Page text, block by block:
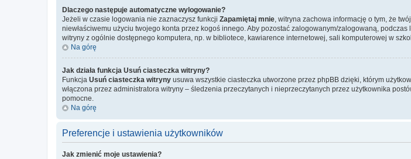
Dlaczego następuje automatyczne wylogowanie?
Jeżeli w czasie logowania nie zaznaczysz funkcji Zapamiętaj mnie , witryna zachowa informację o tym, że
niewłaściwemu użyciu twojego konta przez kogoś innego. Aby pozostać zalogowanym/zalogowaną,
witryny z ogólnie dostępnego komputera, np. w bibliotece, kawiarence internetowej, sali komputerowej w
Na górę
Jak działa funkcja Usuń ciasteczka witryny?
Funkcja Usuń ciasteczka witryny usuwa wszystkie ciasteczka utworzone przez phpBB dzięki, którym
włączona przez administratora witryny – śledzenia przeczytanych i nieprzeczytanych przez użytkownika
pomocne.
Na górę
Preferencje i ustawienia użytkowników
Jak zmienić moje ustawienia?